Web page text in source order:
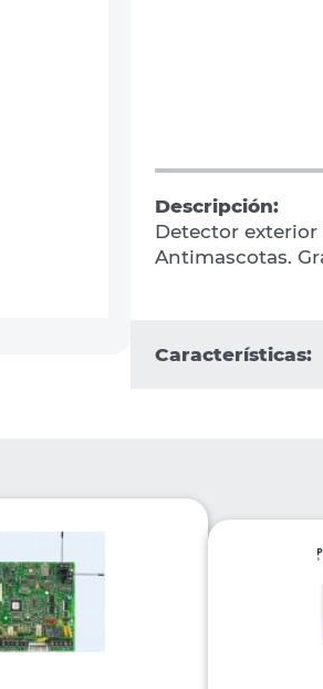
Descripción:
Detector
Antimascotas.
Características: